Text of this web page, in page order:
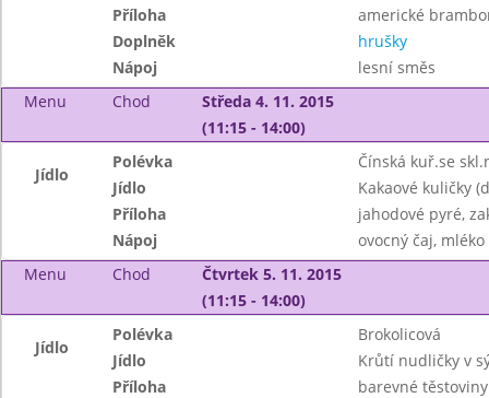
Příloha
americké
Doplněk
hrušky
Nápoj
lesní směs
Menu
Chod
Středa 4. 11. 2015
(11:15 - 14:00)
Jídlo
Polévka
Čínská kuř.se
Jídlo
Kakaové kuličky
Příloha
jahodové pyré,
Nápoj
ovocný čaj, mléko
Menu
Chod
Čtvrtek 5. 11. 2015
(11:15 - 14:00)
Jídlo
Polévka
Brokolicová
Jídlo
Krůtí nudličky v
Příloha
barevné těstoviny